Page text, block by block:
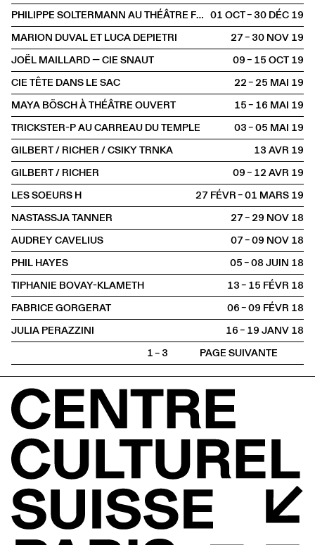
PHILIPPE SOLTERMANN AU THÉÂTRE FUNAMBULE 01 OCT – 30 DÉC2019
MARION DUVAL ET LUCA DEPIETRI
27 – 30 NOV2019
JOËL MAILLARD — CIE SNAUT
09 – 15 OCT2019
CIE TÊTE DANS LE SAC
22 – 25 MAI2019
MAYA BÖSCH À THÉÂTRE OUVERT
15 – 16 MAI2019
TRICKSTER-P AU CARREAU DU TEMPLE
03 – 05 MAI2019
GILBERT / RICHER / CSIKY TRNKA
13 AVR2019
GILBERT / RICHER
09 – 12 AVR2019
LES SOEURS H
27 FÉVR – 01 MARS2019
NASTASSJA TANNER
27 – 29 NOV2018
AUDREY CAVELIUS
07 – 09 NOV2018
PHIL HAYES
05 – 08 JUIN2018
TIPHANIE BOVAY-KLAMETH
13 – 15 FÉVR2018
FABRICE GORGERAT
06 – 09 FÉVR2018
JULIA PERAZZINI
16 – 19 JANV2018
1 – 3
PAGE SUIVANTE